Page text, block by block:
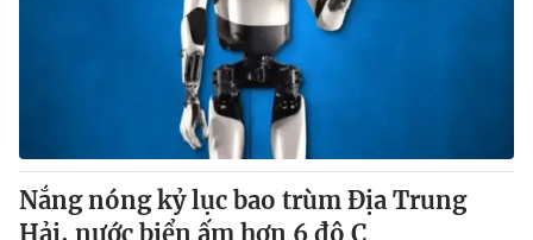
Nắng nóng kỷ lục bao trùm Địa Trung
Hải, nước biển ấm hơn 6 độ C